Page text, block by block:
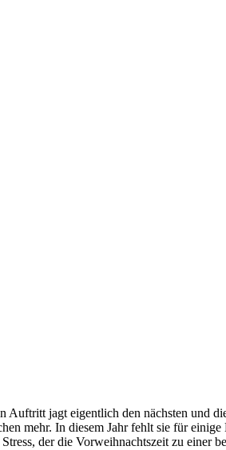
Auftritt jagt eigentlich den nächsten und
mehr. In diesem Jahr fehlt sie für
der die Vorweihnachtszeit zu einer